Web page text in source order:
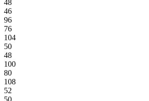
48
46
96
76
104
50
48
100
80
108
52
50